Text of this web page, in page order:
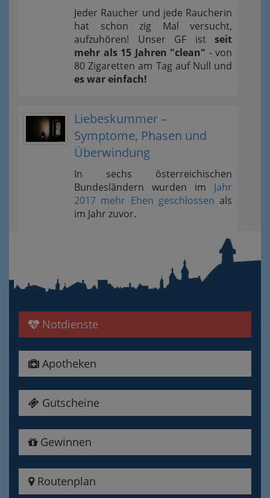
Jeder Raucher und jede Raucherin
hat schon zig Mal versucht,
aufzuhören! Unser GF ist seit
mehr als 15 Jahren "clean" - von
80 Zigaretten am Tag auf Null und
es war einfach!
Liebeskummer –
Symptome, Phasen und
Überwindung
In sechs österreichischen
Bundesländern wurden im Jahr
2017 mehr Ehen geschlossen als
im Jahr zuvor.
Notdienste
Apotheken
Gutscheine
Gewinnen
Routenplan